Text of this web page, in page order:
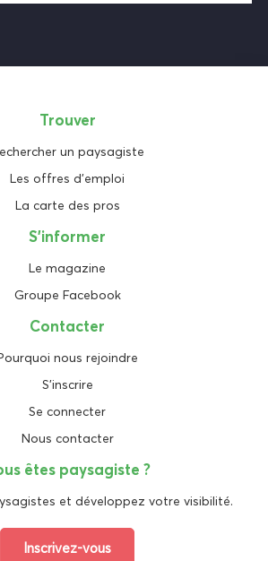
Trouver
un paysagiste
Les offres d'emploi
La carte des pros
S'informer
Le magazine
Groupe Facebook
Contacter
nous rejoindre
S'inscrire
Se connecter
Nous contacter
êtes paysagiste ?
et développez votre visibilité.
Inscrivez-vous